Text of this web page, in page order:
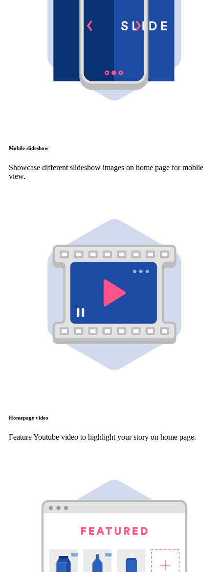
Mobile slideshow
Showcase different slideshow images on home page for mobile
view.
Homepage video
Feature Youtube video to highlight your story on home page.